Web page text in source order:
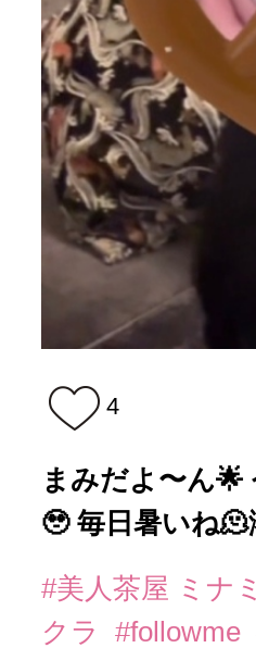
4
まみだよ〜ん
🥹 毎日暑いね🫠
#美人茶屋 ミナミ
クラ
#followme